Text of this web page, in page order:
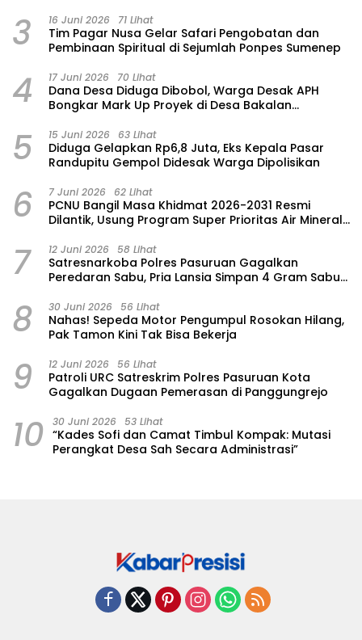
3 16 Juni 2026 71 Lihat
Tim Pagar Nusa Gelar Safari Pengobatan dan
Pembinaan Spiritual di Sejumlah Ponpes Sumenep
4 17 Juni 2026 70 Lihat
Dana Desa Diduga Dibobol, Warga Desak APH
Bongkar Mark Up Proyek di Desa Bakalan
5 15 Juni 2026 63 Lihat
‎Diduga Gelapkan Rp6,8 Juta, Eks Kepala Pasar
Randupitu Gempol Didesak Warga Dipolisikan
6 7 Juni 2026 62 Lihat
‎PCNU Bangil Masa Khidmat 2026-2031 Resmi
Dilantik, Usung Program Super Prioritas Air Mineral
7 12 Juni 2026 58 Lihat
Satresnarkoba Polres Pasuruan Gagalkan
Peredaran Sabu, Pria Lansia Simpan 4 Gram Sabu
8 30 Juni 2026 56 Lihat
‎Nahas! Sepeda Motor Pengumpul Rosokan Hilang,
Pak Tamon Kini Tak Bisa Bekerja
9 12 Juni 2026 56 Lihat
Patroli URC Satreskrim Polres Pasuruan Kota
Gagalkan Dugaan Pemerasan di Panggungrejo
10 30 Juni 2026 53 Lihat
“Kades Sofi dan Camat Timbul Kompak: Mutasi
Perangkat Desa Sah Secara Administrasi”